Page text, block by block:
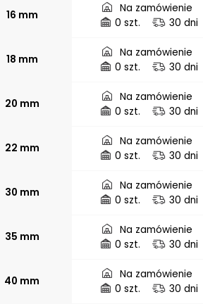
16 mm
Na zamówienie
0 szt.
30 dni
18 mm
Na zamówienie
0 szt.
30 dni
20 mm
Na zamówienie
0 szt.
30 dni
22 mm
Na zamówienie
0 szt.
30 dni
30 mm
Na zamówienie
0 szt.
30 dni
35 mm
Na zamówienie
0 szt.
30 dni
40 mm
Na zamówienie
0 szt.
30 dni